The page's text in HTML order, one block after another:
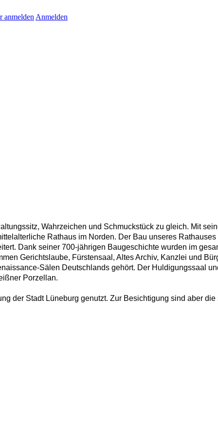
anmelden Anmelden
Wahrzeichen und Schmuckstück zu gleich. Mit
Rathaus im Norden. Der Bau unseres
Dank seiner 700-jährigen Baugeschichte wurden im
Gerichtslaube, Fürstensaal, Altes Archiv, Kanzlei und
Sälen Deutschlands gehört. Der Huldigungssaal
Porzellan.
der Stadt Lüneburg genutzt. Zur Besichtigung sind aber